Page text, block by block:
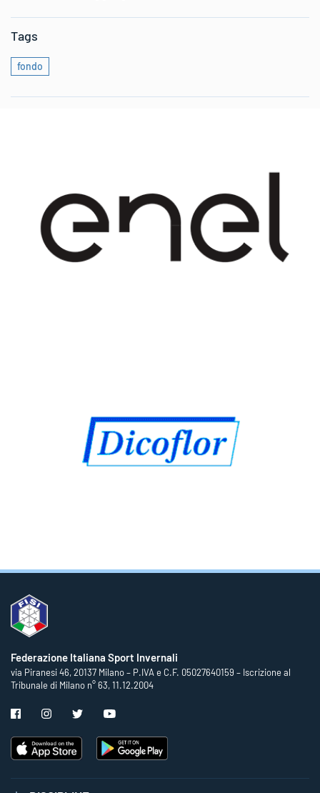
Tags
fondo
Federazione Italiana Sport Invernali
via Piranesi 46, 20137 Milano – P.IVA e C.F. 05027640159 – Iscrizione al
Tribunale di Milano n° 63, 11.12.2004